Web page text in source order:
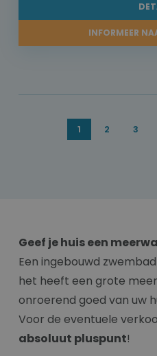
INFORMEER
1 2 3
Geef je huis een
Een ingebouwd
het heeft een grote
onroerend goed van uw
Voor de eventuele
absoluut pluspunt!